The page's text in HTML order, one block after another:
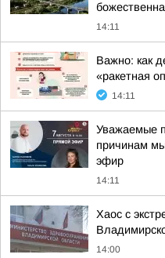
14:11
Важно: как
«ракетная
14:11
Уважаемые
причинам
эфир
14:11
Хаос с
14:00